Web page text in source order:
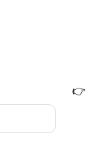
домашнего
👉